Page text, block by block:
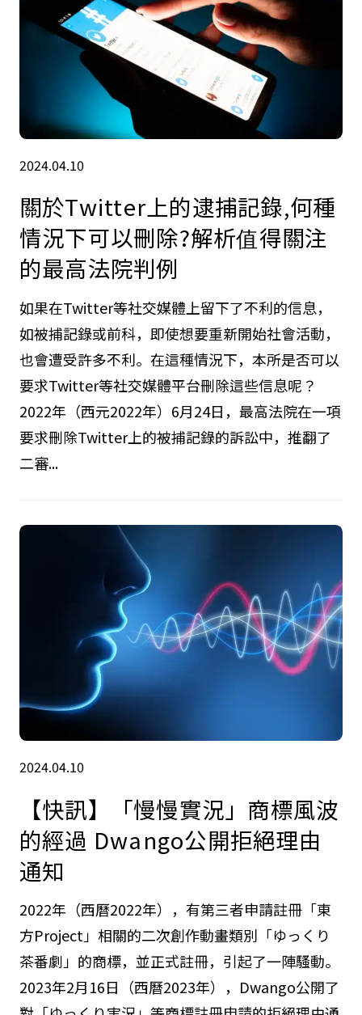
2024.04.10
關於Twitter上的逮捕記錄,何種
情況下可以刪除?解析值得關注
的最高法院判例
如果在Twitter等社交媒體上留下了不利的信息，
如被捕記錄或前科，即使想要重新開始社會活動，
也會遭受許多不利。在這種情況下，本所是否可以
要求Twitter等社交媒體平台刪除這些信息呢？
2022年（西元2022年）6月24日，最高法院在一項
要求刪除Twitter上的被捕記錄的訴訟中，推翻了
二審...
2024.04.10
【快訊】「慢慢實況」商標風波
的經過 Dwango公開拒絕理由
通知
2022年（西曆2022年），有第三者申請註冊「東
方Project」相關的二次創作動畫類別「ゆっくり
茶番劇」的商標，並正式註冊，引起了一陣騷動。
2023年2月16日（西曆2023年），Dwango公開了